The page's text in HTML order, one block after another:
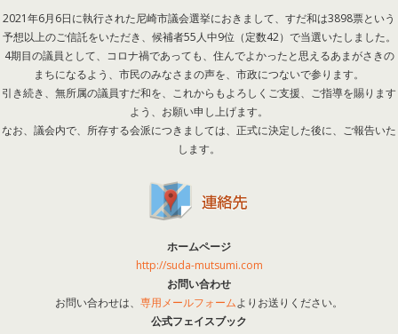
2021年6月6日に執行された尼崎市議会選挙におきまして、すだ和は3898票という
予想以上のご信託をいただき、候補者55人中9位（定数42）で当選いたしました。
4期目の議員として、コロナ禍であっても、住んでよかったと思えるあまがさきの
まちになるよう、市民のみなさまの声を、市政につないで参ります。
引き続き、無所属の議員すだ和を、これからもよろしくご支援、ご指導を賜ります
よう、お願い申し上げます。
なお、議会内で、所存する会派につきましては、正式に決定した後に、ご報告いた
します。
ホームページ
http://suda-mutsumi.com
お問い合わせ
お問い合わせは、 専用メールフォームよりお送りください。
公式フェイスブック